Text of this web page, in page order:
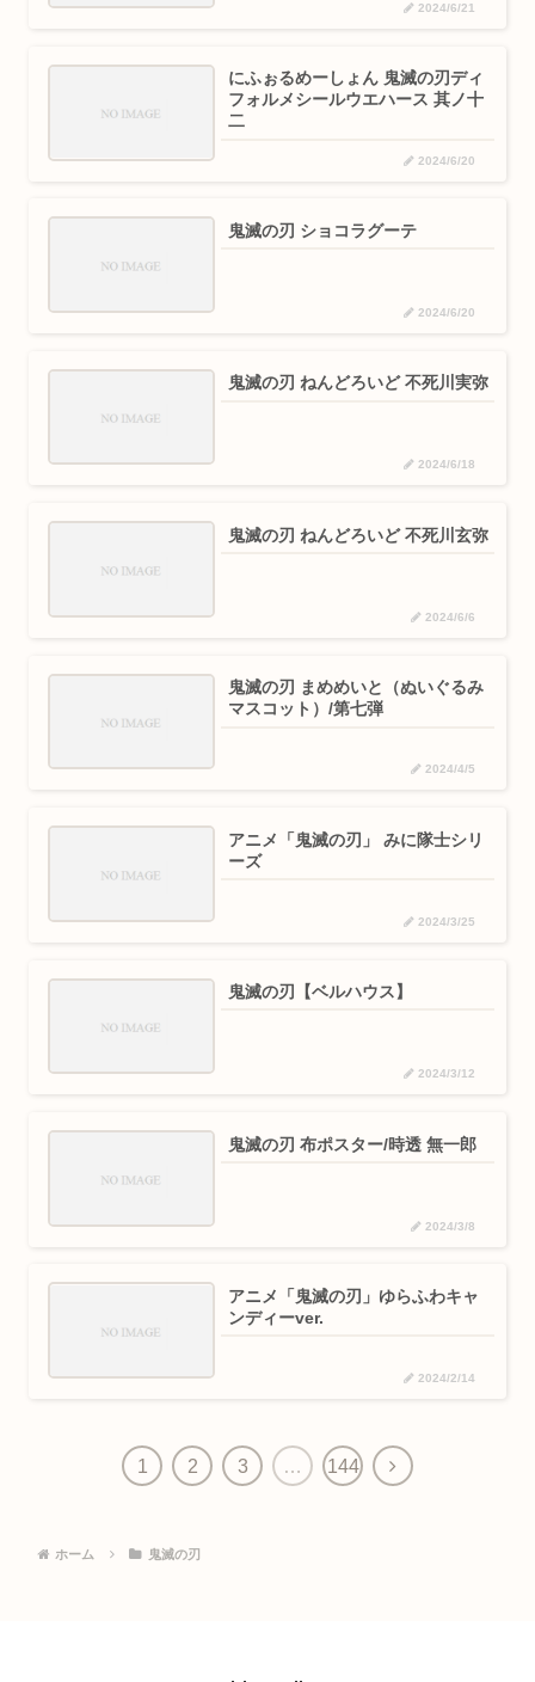
2024/6/21
にふぉるめーしょん 鬼滅の刃ディ
フォルメシールウエハース 其ノ十
二
2024/6/20
鬼滅の刃 ショコラグーテ
2024/6/20
鬼滅の刃 ねんどろいど 不死川実弥
2024/6/18
鬼滅の刃 ねんどろいど 不死川玄弥
2024/6/6
鬼滅の刃 まめめいと（ぬいぐるみ
マスコット）/第七弾
2024/4/5
アニメ「鬼滅の刃」 みに隊士シリ
ーズ
2024/3/25
鬼滅の刃【ベルハウス】
2024/3/12
鬼滅の刃 布ポスター/時透 無一郎
2024/3/8
アニメ「鬼滅の刃」ゆらふわキャ
ンディーver.
2024/2/14
1 2 3 … 144
ホーム 鬼滅の刃